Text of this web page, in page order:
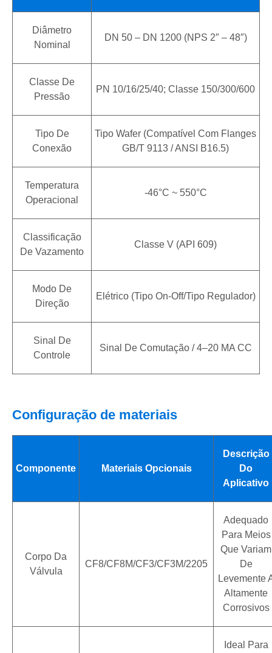
Diâmetro
Nominal
DN 50 – DN 1200 (NPS 2″ – 48″)
Classe De
Pressão
PN 10/16/25/40; Classe 150/300/600
Tipo De
Conexão
Tipo Wafer (compatível Com Flanges
GB/T 9113 / ANSI B16.5)
Temperatura
Operacional
-46°C ~ 550°C
Classificação
De Vazamento
Classe V (API 609)
Modo De
Direção
Elétrico (tipo On-Off/tipo Regulador)
Sinal De
Controle
Sinal De Comutação / 4–20 MA CC
Configuração de materiais
Componente Materiais Opcionais
Descrição
Do
Aplicativo
Corpo Da
Válvula
CF8/CF8M/CF3/CF3M/2205
Adequado
Para Meios
Que Variam
De
Levemente
Altamente
Corrosivos
Ideal Para